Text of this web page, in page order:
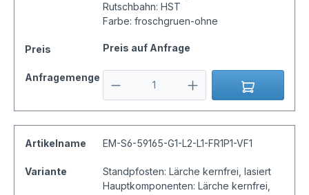
Rutschbahn: HST
Farbe: froschgruen-ohne
Preis Preis auf Anfrage
Anfragemenge
Artikelname EM-S6-59165-G1-L2-L1-FR1P1-VF1
Variante
Standpfosten: Lärche kernfrei, lasiert
Hauptkomponenten: Lärche kernfrei,